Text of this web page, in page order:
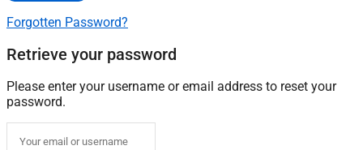
Forgotten Password?
Retrieve your password
Please enter your username or email address to reset your
password.